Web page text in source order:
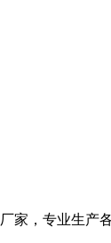
家，专业生产